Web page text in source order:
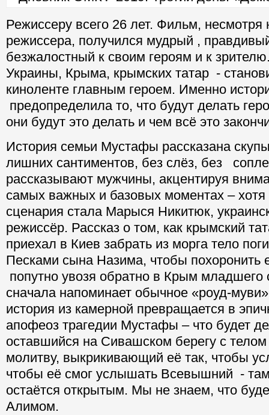
Режиссеру всего 26 лет. Фильм, несмотря
режиссера, получился мудрый ,
безжалостный к своим героям и к
Украины, Крыма, крымских татар -
киноленте главным героем. Именно
предопределила то, что будут делать
они будут это делать и чем всё это
История семьи Мустафы рассказана
лишних сантиментов, без слёз, без
рассказывают мужчины, акцентируя
самых важных и базовых моментах – хотя
сценария стала Марыся Никитюк,
режиссёр. Рассказ о том, как крымский
приехал в Киев забрать из морга тело
Песками сына Назима, чтобы похоронить
попутно увозя обратно в Крым
сначала напоминает обычное «роуд-
история из камерной превращается в
апофеоз трагедии Мустафы – что будет
оставшийся на Сивашском берегу с
молитву, выкрикивающий её так, чтобы
чтобы её смог услышать Всевышний -
остаётся открытым. Мы не знаем, что
Алимом.